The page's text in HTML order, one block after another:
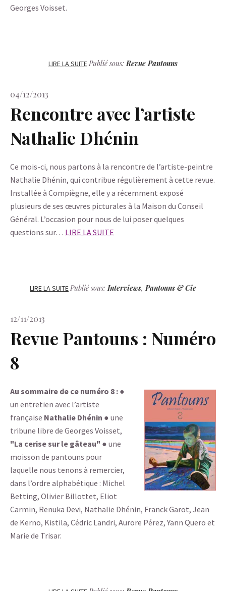
Georges Voisset.
LIRE LA SUITE Publié sous: Revue Pantouns
04/12/2013
Rencontre avec l’artiste
Nathalie Dhénin
Ce mois-ci, nous partons à la rencontre de l’artiste-peintre
Nathalie Dhénin, qui contribue régulièrement à cette revue.
Installée à Compiègne, elle y a récemment exposé
plusieurs de ses œuvres picturales à la Maison du Conseil
Général. L’occasion pour nous de lui poser quelques
questions sur… LIRE LA SUITE
LIRE LA SUITE Publié sous: Interviews, Pantouns & Cie
12/11/2013
Revue Pantouns : Numéro
8
Au sommaire de ce numéro 8 : ●
un entretien avec l’artiste
française Nathalie Dhénin ● une
tribune libre de Georges Voisset,
"La cerise sur le gâteau" ● une
moisson de pantouns pour
laquelle nous tenons à remercier,
dans l’ordre alphabétique : Michel
Betting, Olivier Billottet, Eliot
Carmin, Renuka Devi, Nathalie Dhénin, Franck Garot, Jean
de Kerno, Kistila, Cédric Landri, Aurore Pérez, Yann Quero et
Marie de Trisar.